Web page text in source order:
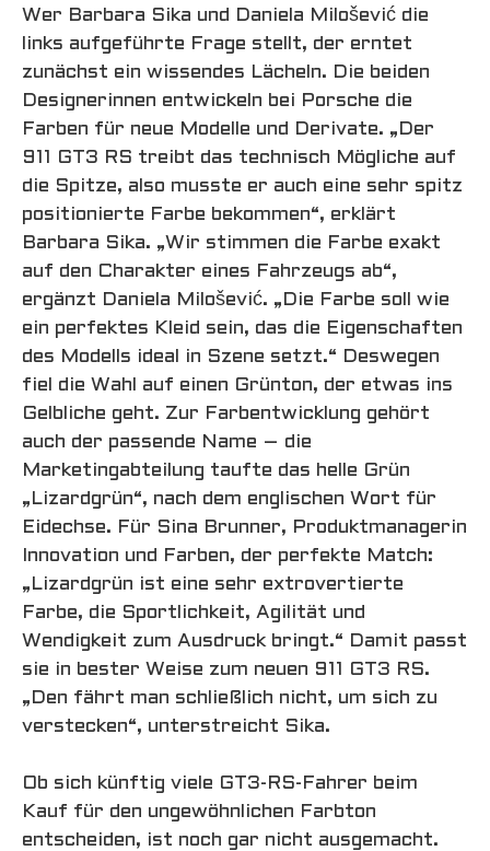
Wer Barbara Sika und Daniela Milošević die
links aufgeführte Frage stellt, der erntet
zunächst ein wissendes Lächeln. Die beiden
Designerinnen entwickeln bei Porsche die
Farben für neue Modelle und Derivate. „Der
911 GT3 RS treibt das technisch Mögliche auf
die Spitze, also musste er auch eine sehr spitz
positionierte Farbe bekommen“, erklärt
Barbara Sika. „Wir stimmen die Farbe exakt
auf den Charakter eines Fahrzeugs ab“,
ergänzt Daniela Milošević. „Die Farbe soll wie
ein perfektes Kleid sein, das die Eigenschaften
des Modells ideal in Szene setzt.“ Deswegen
fiel die Wahl auf einen Grünton, der etwas ins
Gelbliche geht. Zur Farbentwicklung gehört
auch der passende Name – die
Marketingabteilung taufte das helle Grün
„Lizardgrün“, nach dem englischen Wort für
Eidechse. Für Sina Brunner, Produktmanagerin
Innovation und Farben, der perfekte Match:
„Lizardgrün ist eine sehr extrovertierte
Farbe, die Sportlichkeit, Agilität und
Wendigkeit zum Ausdruck bringt.“ Damit passt
sie in bester Weise zum neuen 911 GT3 RS.
„Den fährt man schließlich nicht, um sich zu
verstecken“, unterstreicht Sika.
Ob sich künftig viele GT3-RS-Fahrer beim
Kauf für den ungewöhnlichen Farbton
entscheiden, ist noch gar nicht ausgemacht.